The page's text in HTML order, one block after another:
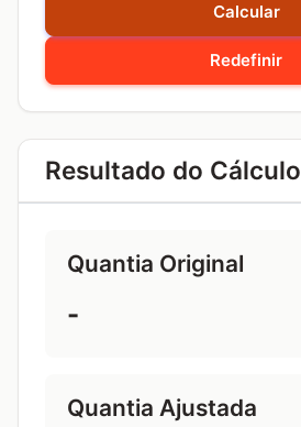
Redefinir
Calcular
Resultado do Cálculo
Quantia Original
-
Quantia Ajustada